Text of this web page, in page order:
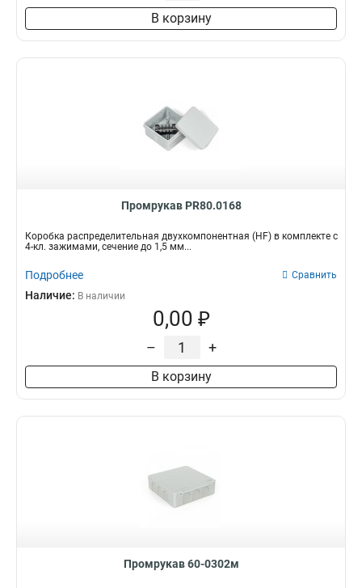
В корзину
Промрукав PR80.0168
Коробка распределительная двухкомпонентная (HF) в комплекте с
4-кл. зажимами, сечение до 1,5 мм...
Подробнее Сравнить
Наличие: В наличии
0,00 ₽
– +
В корзину
Промрукав 60-0302м